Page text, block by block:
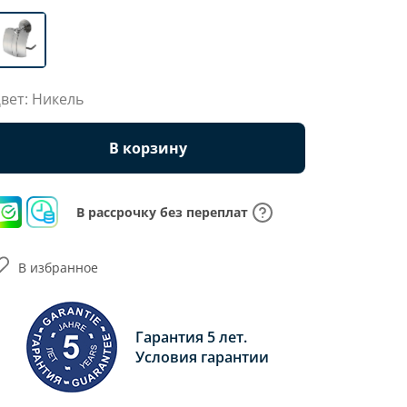
Никель
В корзину
В рассрочку без переплат
Гарантия 5 лет.
Условия гарантии
В избранное